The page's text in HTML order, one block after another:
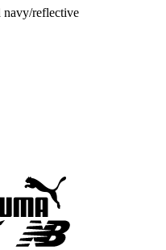
navy/reflective